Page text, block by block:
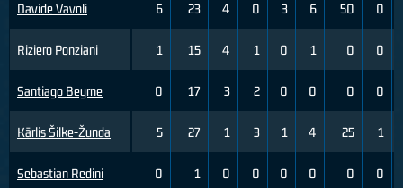
Davide Vavoli
Riziero Ponziani
Santiago Beyrne
Kārlis Šilke-Žunda
Sebastian Redini
6 23 4 0 3 6 50 0
1 15 4 1 0 1 0 0
0 17 3 2 0 0 0 0
5 27 1 3 1 4 25 1
0 1 0 0 0 0 0 0